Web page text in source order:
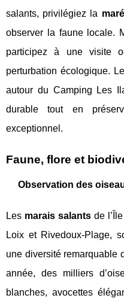
salants, privilégiez la
observer la faune locale.
participez à une visite
perturbation écologique.
autour du Camping Les
durable tout en
exceptionnel.
Faune, flore et
Observation des
Les marais salants de
Loix et Rivedoux-Plage,
une diversité remarquable
année, des milliers
blanches, avocettes